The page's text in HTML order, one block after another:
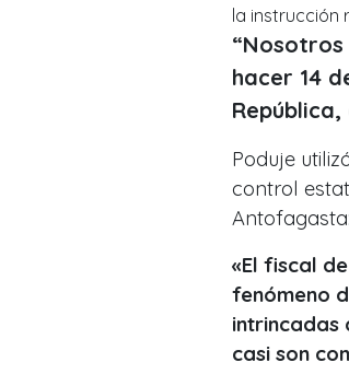
la instrucción
hacer 14
Poduje
control
Antofagasta:
«El fiscal
fenómeno
intrincadas
casi son